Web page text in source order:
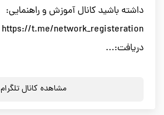
داشته باشید کانال آموزش و راهنمایی:
دریافت:...
مشاهده کانال تلگرام